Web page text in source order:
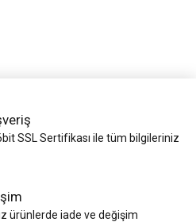
SSL Sertifikası ile tüm bilgileriniz
ürünlerde iade ve değişim